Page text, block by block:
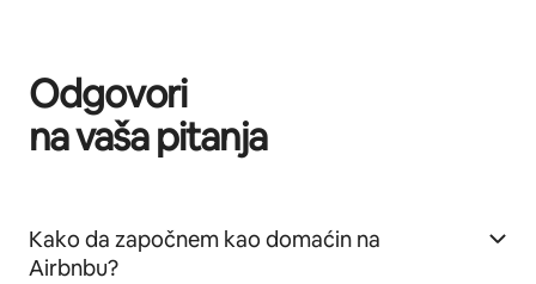
Odgovori
na vaša pitanja
Kako da započnem kao domaćin na
Airbnbu?